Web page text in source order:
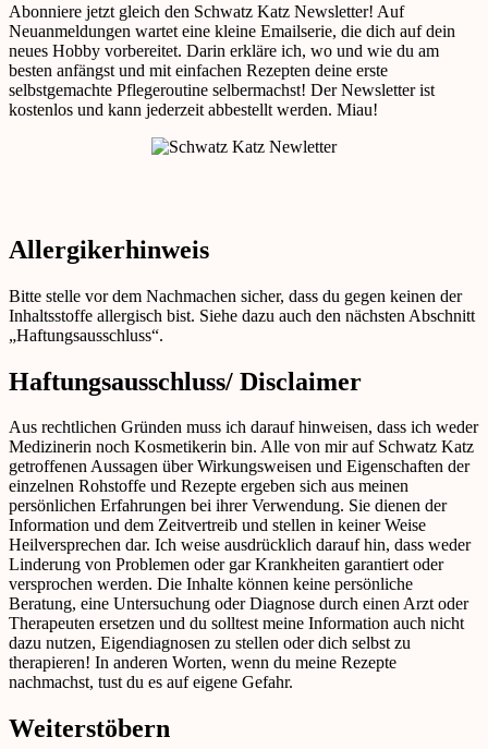
Abonniere jetzt gleich den Schwatz Katz Newsletter! Auf
Neuanmeldungen wartet eine kleine Emailserie, die dich auf dein
neues Hobby vorbereitet. Darin erkläre ich, wo und wie du am
besten anfängst und mit einfachen Rezepten deine erste
selbstgemachte Pflegeroutine selbermachst! Der Newsletter ist
kostenlos und kann jederzeit abbestellt werden. Miau!
Allergikerhinweis
Bitte stelle vor dem Nachmachen sicher, dass du gegen keinen der
Inhaltsstoffe allergisch bist. Siehe dazu auch den nächsten Abschnitt
„Haftungsausschluss“.
Haftungsausschluss/ Disclaimer
Aus rechtlichen Gründen muss ich darauf hinweisen, dass ich weder
Medizinerin noch Kosmetikerin bin. Alle von mir auf Schwatz Katz
getroffenen Aussagen über Wirkungsweisen und Eigenschaften der
einzelnen Rohstoffe und Rezepte ergeben sich aus meinen
persönlichen Erfahrungen bei ihrer Verwendung. Sie dienen der
Information und dem Zeitvertreib und stellen in keiner Weise
Heilversprechen dar. Ich weise ausdrücklich darauf hin, dass weder
Linderung von Problemen oder gar Krankheiten garantiert oder
versprochen werden. Die Inhalte können keine persönliche
Beratung, eine Untersuchung oder Diagnose durch einen Arzt oder
Therapeuten ersetzen und du solltest meine Information auch nicht
dazu nutzen, Eigendiagnosen zu stellen oder dich selbst zu
therapieren! In anderen Worten, wenn du meine Rezepte
nachmachst, tust du es auf eigene Gefahr.
Weiterstöbern